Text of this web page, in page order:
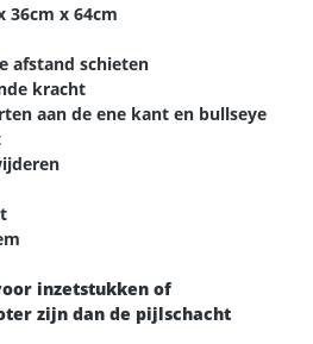
36cm x 64cm
afstand schieten
kracht
aan de ene kant en bullseye
inzetstukken of
zijn dan de pijlschacht